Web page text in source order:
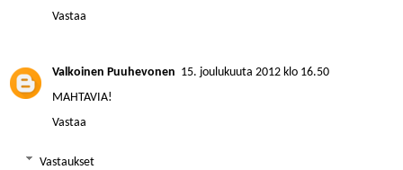
Vastaa
Valkoinen Puuhevonen 15. joulukuuta 2012 klo 16.50
MAHTAVIA!
Vastaa
Vastaukset